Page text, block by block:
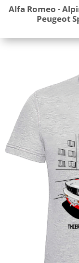
Alfa Romeo -
Peugeot